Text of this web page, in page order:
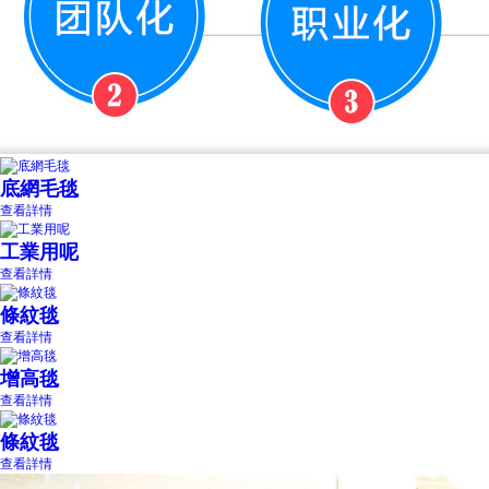
底網毛毯
查看詳情
工業用呢
查看詳情
條紋毯
查看詳情
增高毯
查看詳情
條紋毯
查看詳情